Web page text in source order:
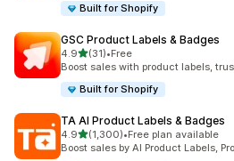
Built for Shopify
GSC Product Labels & Badges
4.9滿分 5 顆星
(31)
共有 31 則評價
•Free
Boost sales with product labels,
Built for Shopify
TA AI Product Labels & Badges
4.9滿分 5 顆星
(1,300)
共有 1300 則評價
•Free plan available
Boost sales by AI Product Labels,